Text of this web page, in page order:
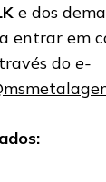
e dos
entrar em
do e-